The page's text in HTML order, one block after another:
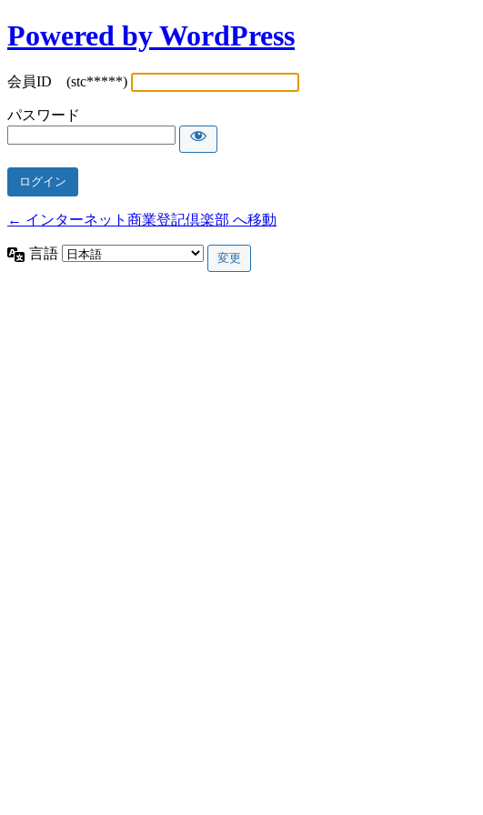
Powered by WordPress
会員ID (stc*****)
パスワード
← インターネット商業登記倶楽部 へ移動
言語